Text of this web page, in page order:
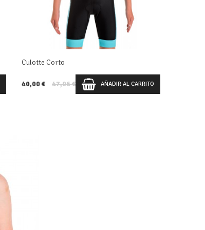
Culotte Corto
40,00 € 47,06 € AÑADIR AL CARRITO